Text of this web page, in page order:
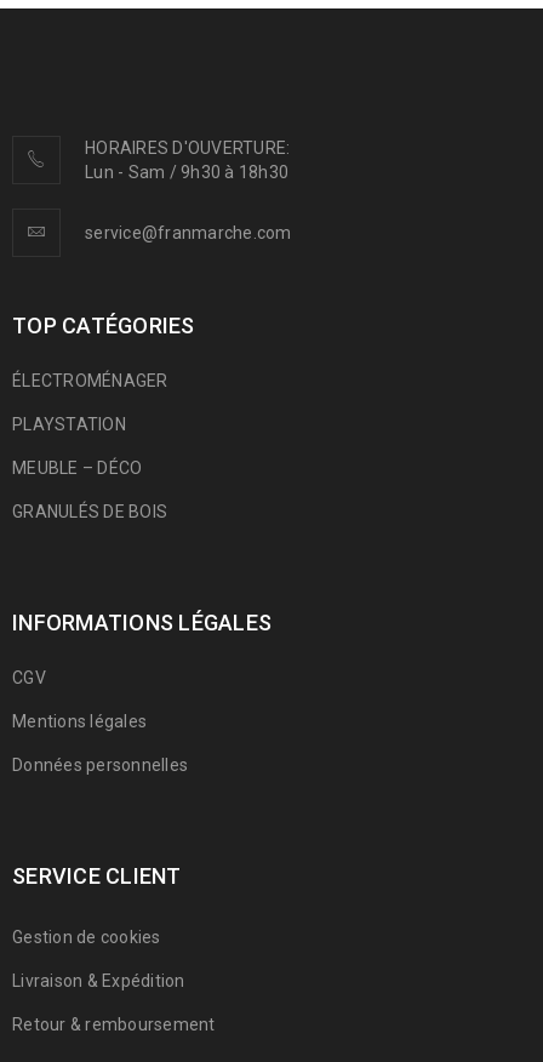
HORAIRES D'OUVERTURE:
Lun - Sam / 9h30 à 18h30
service@franmarche.com
TOP CATÉGORIES
ÉLECTROMÉNAGER
PLAYSTATION
MEUBLE – DÉCO
GRANULÉS DE BOIS
INFORMATIONS LÉGALES
CGV
Mentions légales
Données personnelles
SERVICE CLIENT
Gestion de cookies
Livraison & Expédition
Retour & remboursement